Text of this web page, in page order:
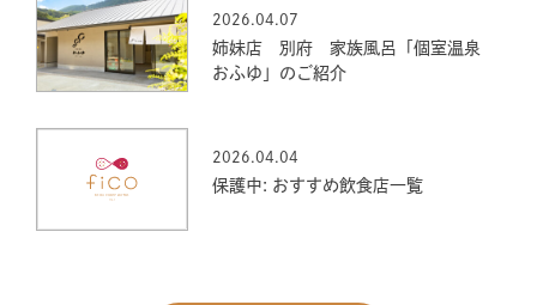
2026.04.07
姉妹店 別府 家族風呂「個室温泉
おふゆ」のご紹介
2026.04.04
保護中: おすすめ飲食店一覧